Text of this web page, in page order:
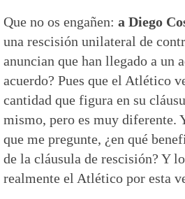
Que no os engañen: a Diego
una rescisión unilateral de
anuncian que han llegado a un
acuerdo? Pues que el Atlético
cantidad que figura en su
mismo, pero es muy diferente.
que me pregunte, ¿en qué
de la cláusula de rescisión? Y
realmente el Atlético por esta